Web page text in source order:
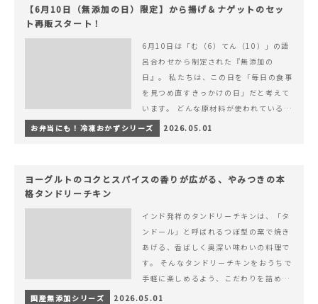
【6月10日（無添加の日）限定】から揚げ＆ナゲットのセッ
ト再販スタート！
6月10日は「む（6）てん（10）」の語
呂合わせから制定された『無添加の
日』。 私たちは、この日を「毎日の食事
を見つめ直すきっかけの日」だと考えて
います。 どんな原材料が使われているの
か。 どのようにつくられているのか。&
hellip; 続きを読む 【6月10日（無添加
お弁当にも！冷凍おかずシリーズ 2026.05.01
ヨーグルトのコクとスパイスの香りが広がる、やみつきの本
格タンドリーチキン
インド発祥のタンドリーチキンは、「タ
ンドール」と呼ばれるつぼ型の窯で焼き
あげる、香ばしく奥深い味わいの料理で
す。 そんなタンドリーチキンをおうちで
手軽に楽しめるよう、こだわりを詰め込
んで仕上げました。 様々なシーンでお召
国産無添加シリーズ 2026.05.01